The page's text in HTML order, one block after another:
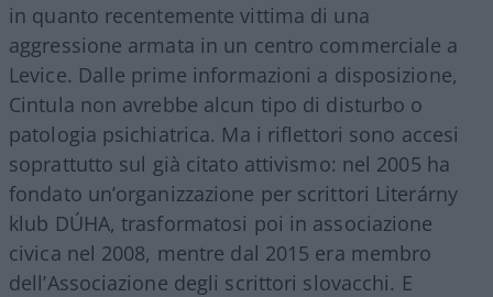
in quanto recentemente vittima di una
aggressione armata in un centro commerciale a
Levice. Dalle prime informazioni a disposizione,
Cintula non avrebbe alcun tipo di disturbo o
patologia psichiatrica. Ma i riflettori sono accesi
soprattutto sul già citato attivismo: nel 2005 ha
fondato un’organizzazione per scrittori Literárny
klub DÚHA, trasformatosi poi in associazione
civica nel 2008, mentre dal 2015 era membro
dell’Associazione degli scrittori slovacchi. E